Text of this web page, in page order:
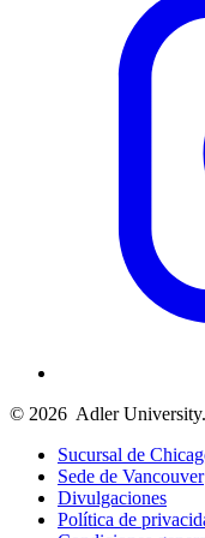
© 2026 Adler
Sucursal de
Sede de Vancouver
Divulgaciones
Política de